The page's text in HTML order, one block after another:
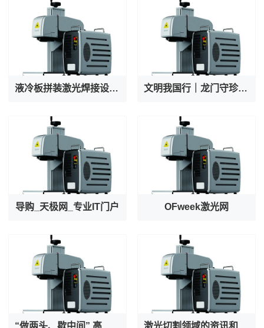
液冷板拼装激光焊接设备厂家专业出产AI服务器液冷阀焊接机 文明我国行｜龙门守珍：为千年石窟注入“数字生命力”
导购_天极网_专业IT门户 OFweek激光网